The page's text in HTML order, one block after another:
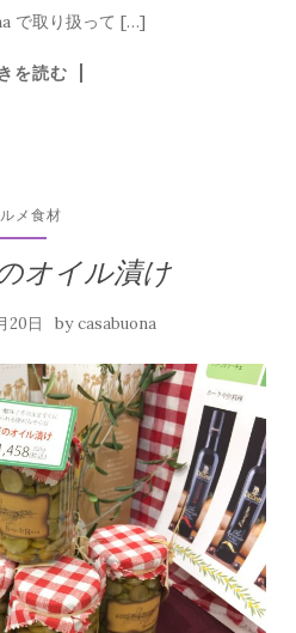
で取り扱って […]
を読む
メ食材
オイル漬け
20日 bycasabuona